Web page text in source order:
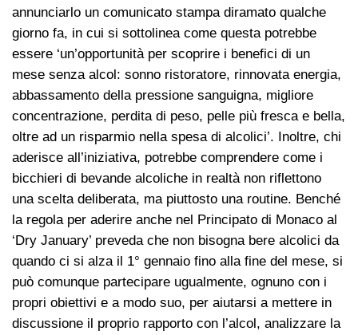
annunciarlo un comunicato stampa diramato qualche
giorno fa, in cui si sottolinea come questa potrebbe
essere ‘un’opportunità per scoprire i benefici di un
mese senza alcol: sonno ristoratore, rinnovata energia,
abbassamento della pressione sanguigna, migliore
concentrazione, perdita di peso, pelle più fresca e bella,
oltre ad un risparmio nella spesa di alcolici’. Inoltre, chi
aderisce all’iniziativa, potrebbe comprendere come i
bicchieri di bevande alcoliche in realtà non riflettono
una scelta deliberata, ma piuttosto una routine. Benché
la regola per aderire anche nel Principato di Monaco al
‘Dry January’ preveda che non bisogna bere alcolici da
quando ci si alza il 1° gennaio fino alla fine del mese, si
può comunque partecipare ugualmente, ognuno con i
propri obiettivi e a modo suo, per aiutarsi a mettere in
discussione il proprio rapporto con l’alcol, analizzare la